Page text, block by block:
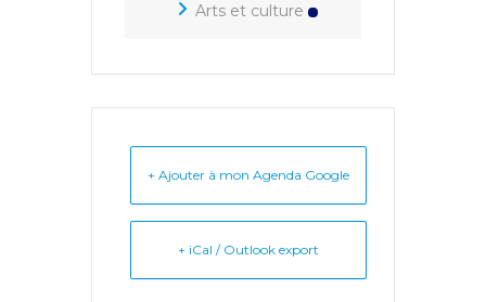
Arts et culture
+ Ajouter à mon Agenda Google
+ iCal / Outlook export